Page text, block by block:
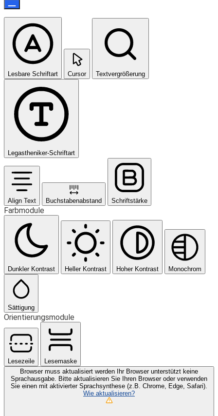
Lesbare Schriftart Cursor Textvergrößerung
Legastheniker-Schriftart
Align Text Buchstabenabstand Schriftstärke
Farbmodule
Dunkler Kontrast Heller Kontrast Hoher Kontrast Monochrom
Sättigung
Orientierungsmodule
Lesezeile
Lesemaske
Browser muss aktualisiert werden Ihr Browser unterstützt keine
Sprachausgabe. Bitte aktualisieren Sie Ihren Browser oder verwenden
Sie einen mit aktivierter Sprachsynthese (z.B. Chrome, Edge, Safari).
Wie aktualisieren?